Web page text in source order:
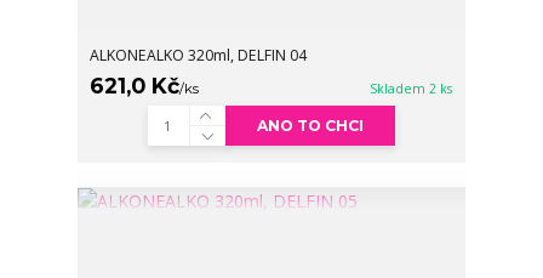
ALKONEALKO 320ml, DELFIN 04
621,0 Kč/ks Skladem 2 ks
ANO TO CHCI